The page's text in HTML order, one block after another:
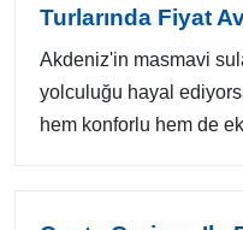
Turlarında Fiyat
Akdeniz'in masmavi
yolculuğu hayal
hem konforlu hem de